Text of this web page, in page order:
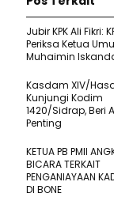
Jubir KPK Ali Fikri:
Periksa Ketua
Muhaimin
Kasdam XIV/
Kunjungi Kodim
1420/Sidrap, Beri
Penting
KETUA PB PMII
BICARA TERKAIT
PENGANIAYAAN
DI BONE